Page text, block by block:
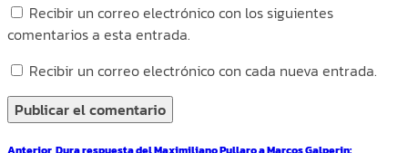
Recibir un correo electrónico con los siguientes
comentarios a esta entrada.
Recibir un correo electrónico con cada nueva entrada.
Navegación
Entrada